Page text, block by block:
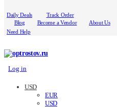
Daily Deals
Track Order
Blog
Become a Vendor
About Us
Need Help
Log in
USD
EUR
USD